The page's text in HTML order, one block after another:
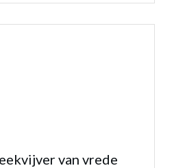
van vrede